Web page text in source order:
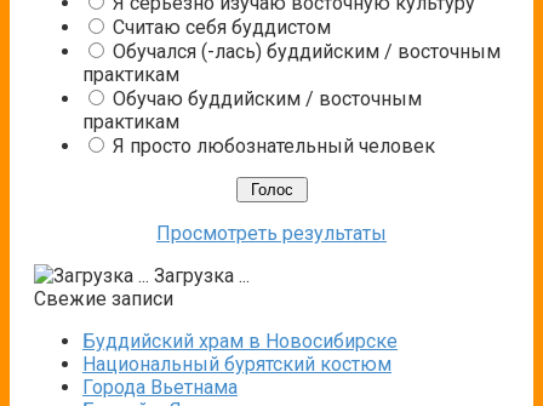
Считаю себя буддистом
Обучался (-лась) буддийским / восточным
практикам
Обучаю буддийским / восточным
практикам
Я просто любознательный человек
Просмотреть результаты
Загрузка ...
Свежие записи
Буддийский храм в Новосибирске
Национальный бурятский костюм
Города Вьетнама